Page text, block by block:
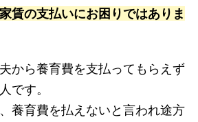
賃の支払いにお困りではありま
から養育費を支払ってもらえず
です。
養育費を払えないと言われ途方